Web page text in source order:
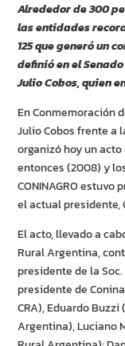
Alrededor de 300
las entidades
125 que generó un
definió en el
Julio Cobos, quien
En Conmemoración
Julio Cobos frente a
organizó hoy un
entonces (2008) y
CONINAGRO
el actual presidente,
El acto, llevado a
Rural Argentina,
presidente de la
presidente de
CRA), Eduardo
Argentina), Luciano